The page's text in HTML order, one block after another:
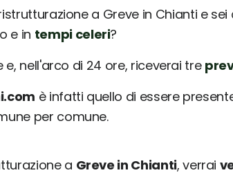
a Greve in Chianti e sei
e in tempi celeri?
nell'arco di 24 ore, riceverai tre
è infatti quello di essere
per comune.
a Greve in Chianti, verrai